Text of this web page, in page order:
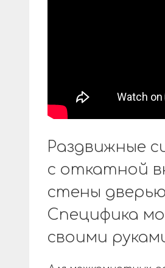
Раздвижные
с откатной
стены
Специфика
своими